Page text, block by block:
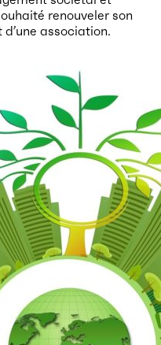
renouveler son
association.